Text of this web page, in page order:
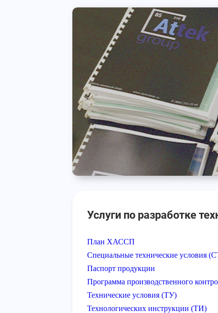
Услуги по разработке
План ХАССП
Специальные технические условия
Паспорт продукции
Программа производственного
Технические условия (ТУ)
Технологических инструкции (ТИ)